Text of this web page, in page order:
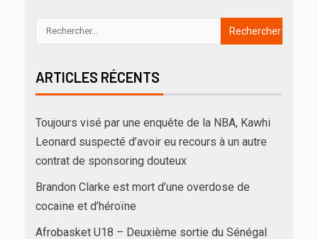
ARTICLES RÉCENTS
Toujours visé par une enquête de la NBA, Kawhi
Leonard suspecté d’avoir eu recours à un autre
contrat de sponsoring douteux
Brandon Clarke est mort d’une overdose de
cocaïne et d’héroïne
Afrobasket U18 – Deuxième sortie du Sénégal